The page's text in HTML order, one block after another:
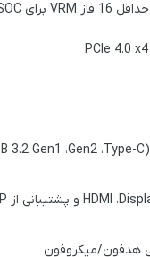
حداقل 16 فاز VRM برای SOC